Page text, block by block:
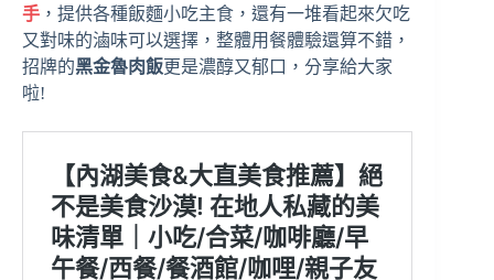
手 ，提供各種飯麵小吃主食，還有一堆看起來欠吃
又對味的滷味可以選擇，整體用餐體驗還算不錯，
招牌的黑金魯肉飯更是濃醇又郁口，分享給大家
啦!